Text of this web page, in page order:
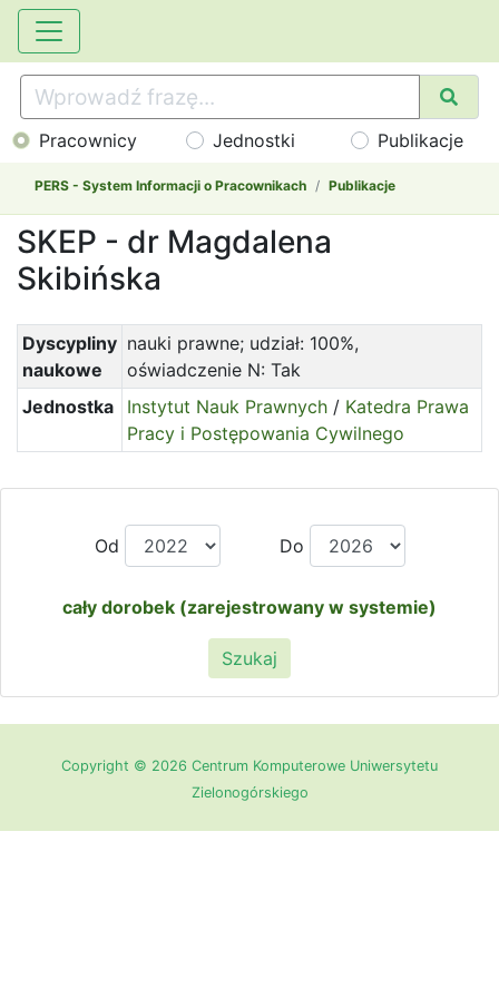
Pracownicy Jednostki Publikacje
PERS - System Informacji o Pracownikach Publikacje
SKEP - dr Magdalena
Skibińska
Dyscypliny
naukowe
nauki prawne; udział: 100%,
oświadczenie N: Tak
Jednostka
Instytut Nauk Prawnych / Katedra Prawa
Pracy i Postępowania Cywilnego
Od Do
cały dorobek (zarejestrowany w systemie)
Szukaj
Copyright © 2026 Centrum Komputerowe Uniwersytetu
Zielonogórskiego